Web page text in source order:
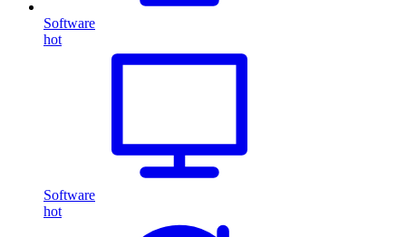
Software
hot
Software
hot